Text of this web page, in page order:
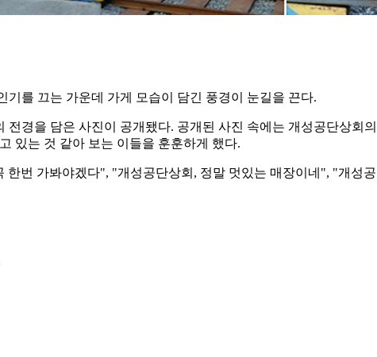
를 끄는 가운데 가게 모습이 담긴 풍경이 눈길을 끈다.
경을 담은 사진이 공개됐다. 공개된 사진 속에는 개성공단상회
있는 것 같아 보는 이들을 훈훈하게 했다.
번 가봐야겠다", "개성공단상회, 정말 멋있는 매장이네", "개성